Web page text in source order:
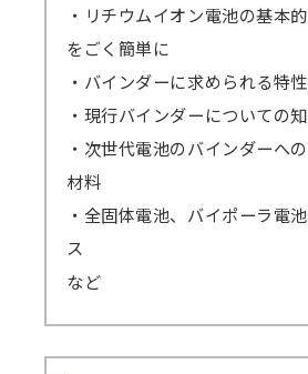
・リチウムイオン電池の基本
をごく簡単に
・バインダーに求められる特性
・現行バインダーについての
・次世代電池のバインダーへ
材料
・全固体電池、バイポーラ電
ス
など